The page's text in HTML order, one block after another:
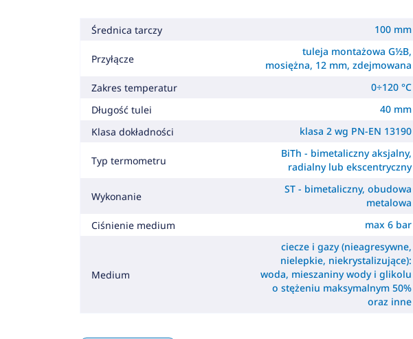
Średnica tarczy 100 mm
Przyłącze
tuleja montażowa G½B,
mosiężna, 12 mm, zdejmowana
Zakres temperatur
0÷120 °C
Długość tulei
40 mm
Klasa dokładności
klasa 2 wg PN-EN 13190
Typ termometru
BiTh - bimetaliczny aksjalny,
radialny lub ekscentryczny
Wykonanie
ST - bimetaliczny, obudowa
metalowa
Ciśnienie medium
max 6 bar
Medium
ciecze i gazy (nieagresywne,
nielepkie, niekrystalizujące):
woda, mieszaniny wody i glikolu
o stężeniu maksymalnym 50%
oraz inne